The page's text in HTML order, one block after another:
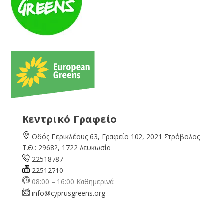
Κεντρικό Γραφείο
Οδός Περικλέους 63, Γραφείο 102, 2021 Στρόβολος
Τ.Θ.: 29682, 1722 Λευκωσία
22518787
22512710
08:00 – 16:00 Καθημερινά
info@cyprusgreens.org